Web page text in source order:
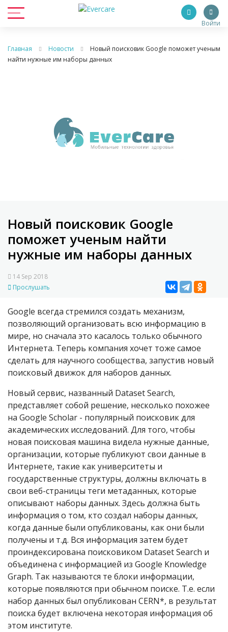
Войти
Главная Новости
Новый поисковик Google поможет ученым
найти нужные им наборы данных
Новый поисковик Google
поможет ученым найти
нужные им наборы данных
14 Sep 2018
Прослушать
Google всегда стремился создать механизм,
позволяющий организовать всю информацию в
мире, но сначала это касалось только обычного
Интернета. Теперь компания хочет тоже самое
сделать для научного сообщества, запустив новый
поисковый движок для наборов данных.
Новый сервис, названный Dataset Search,
представляет собой решение, несколько похожее
на Google Scholar - популярный поисковик для
академических исследований. Для того, чтобы
новая поисковая машина видела нужные данные,
организации, которые публикуют свои данные в
Интернете, такие как университеты и
государственные структуры, должны включать в
свои веб-страницы теги метаданных, которые
описывают наборы данных. Здесь должна быть
информация о том, кто создал наборы данных,
когда данные были опубликованы, как они были
получены и т.д. Вся информация затем будет
проиндексирована поисковиком Dataset Search и
объединена с информацией из Google Knowledge
Graph. Так называются те блоки информации,
которые появляются при обычном поиске. Т.е. если
набор данных был опубликован CERN*, в результат
поиска будет включена некоторая информация об
этом институте.